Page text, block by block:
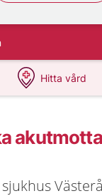
Hitta vård
på 1177.se